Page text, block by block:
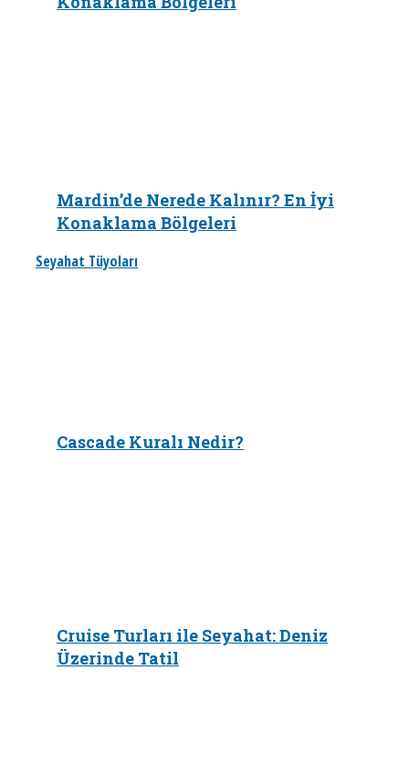
Mardin’de Nerede Kalınır? En İyi
Konaklama Bölgeleri
Seyahat Tüyoları
Cascade Kuralı Nedir?
Cruise Turları ile Seyahat: Deniz
Üzerinde Tatil